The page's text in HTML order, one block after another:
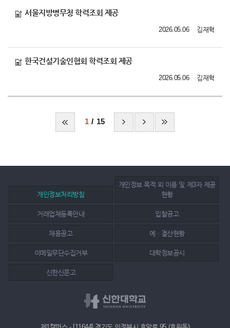
서울지방병무청 학력조회 제공
김재혁
2026.05.06
한국건설기술인협회 학력조회 제공
김재혁
2026.05.06
1 15
개인정보처리방침
개인정보 목적 외 이용 및 제3자 제공
현황
거래업체등록안내 입찰공고
채용공고 예ㆍ결산현황
이메일무단수집거부 대학정보공시
신한신문고
제1캠퍼스 - [11644] 경기도 의정부시 호암로 95 (호원동)